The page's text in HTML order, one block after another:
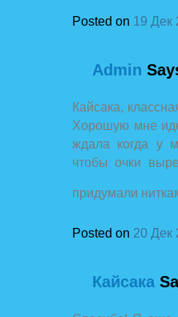
Posted on 19 Дек
Admin
Кайсака,
Хорошую мне
ждала когда у
чтобы очки
придумали
Posted on 20 Дек
Кайсака